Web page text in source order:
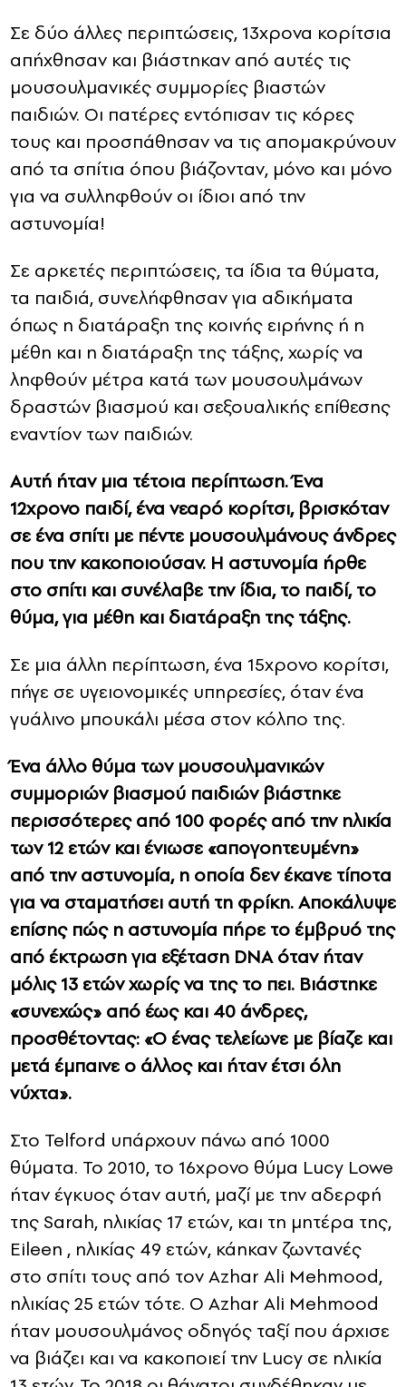
Σε δύο άλλες περιπτώσεις, 13χρονα κορίτσια
απήχθησαν και βιάστηκαν από αυτές τις
μουσουλμανικές συμμορίες βιαστών
παιδιών. Οι πατέρες εντόπισαν τις κόρες
τους και προσπάθησαν να τις απομακρύνουν
από τα σπίτια όπου βιάζονταν, μόνο και μόνο
για να συλληφθούν οι ίδιοι από την
αστυνομία!
Σε αρκετές περιπτώσεις, τα ίδια τα θύματα,
τα παιδιά, συνελήφθησαν για αδικήματα
όπως η διατάραξη της κοινής ειρήνης ή η
μέθη και η διατάραξη της τάξης, χωρίς να
ληφθούν μέτρα κατά των μουσουλμάνων
δραστών βιασμού και σεξουαλικής επίθεσης
εναντίον των παιδιών.
Αυτή ήταν μια τέτοια περίπτωση. Ένα
12χρονο παιδί, ένα νεαρό κορίτσι, βρισκόταν
σε ένα σπίτι με πέντε μουσουλμάνους άνδρες
που την κακοποιούσαν. Η αστυνομία ήρθε
στο σπίτι και συνέλαβε την ίδια, το παιδί, το
θύμα, για μέθη και διατάραξη της τάξης.
Σε μια άλλη περίπτωση, ένα 15χρονο κορίτσι,
πήγε σε υγειονομικές υπηρεσίες, όταν ένα
γυάλινο μπουκάλι μέσα στον κόλπο της.
Ένα άλλο θύμα των μουσουλμανικών
συμμοριών βιασμού παιδιών βιάστηκε
περισσότερες από 100 φορές από την ηλικία
των 12 ετών και ένιωσε «απογοητευμένη»
από την αστυνομία, η οποία δεν έκανε τίποτα
για να σταματήσει αυτή τη φρίκη. Αποκάλυψε
επίσης πώς η αστυνομία πήρε το έμβρυό της
από έκτρωση για εξέταση DNA όταν ήταν
μόλις 13 ετών χωρίς να της το πει. Βιάστηκε
«συνεχώς» από έως και 40 άνδρες,
προσθέτοντας: «Ο ένας τελείωνε με βίαζε και
μετά έμπαινε ο άλλος και ήταν έτσι όλη
νύχτα».
Στο Telford υπάρχουν πάνω από 1000
θύματα. Το 2010, το 16χρονο θύμα Lucy Lowe
ήταν έγκυος όταν αυτή, μαζί με την αδερφή
της Sarah, ηλικίας 17 ετών, και τη μητέρα της,
Eileen , ηλικίας 49 ετών, κάηκαν ζωντανές
στο σπίτι τους από τον Azhar Ali Mehmood,
ηλικίας 25 ετών τότε. Ο Azhar Ali Mehmood
ήταν μουσουλμάνος οδηγός ταξί που άρχισε
να βιάζει και να κακοποιεί την Lucy σε ηλικία